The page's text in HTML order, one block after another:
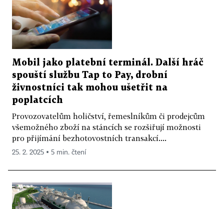
Mobil jako platební terminál. Další hráč
spouští službu Tap to Pay, drobní
živnostníci tak mohou ušetřit na
poplatcích
Provozovatelům holičství, řemeslníkům či prodejcům
všemožného zboží na stáncích se rozšiřují možnosti
pro přijímání bezhotovostních transakcí....
25. 2. 2025 ▪ 5 min. čtení